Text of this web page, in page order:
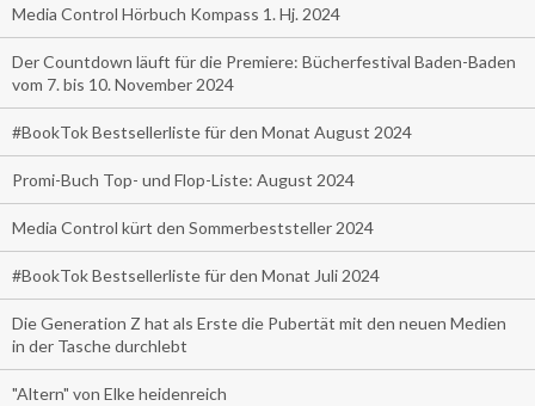
Media Control Hörbuch Kompass 1. Hj. 2024
Der Countdown läuft für die Premiere: Bücherfestival Baden-Baden
vom 7. bis 10. November 2024
#BookTok Bestsellerliste für den Monat August 2024
Promi-Buch Top- und Flop-Liste: August 2024
Media Control kürt den Sommerbeststeller 2024
#BookTok Bestsellerliste für den Monat Juli 2024
Die Generation Z hat als Erste die Pubertät mit den neuen Medien
in der Tasche durchlebt
"Altern" von Elke heidenreich